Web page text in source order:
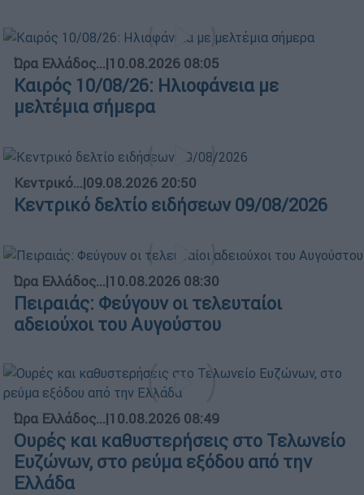
Ώρα Ελλάδος...|10.08.2026 08:05
Καιρός 10/08/26: Ηλιοφάνεια με
μελτέμια σήμερα
Κεντρικό...|09.08.2026 20:50
Κεντρικό δελτίο ειδήσεων 09/08/2026
Ώρα Ελλάδος...|10.08.2026 08:30
Πειραιάς: Φεύγουν οι τελευταίοι
αδειούχοι του Αυγούστου
Ώρα Ελλάδος...|10.08.2026 08:49
Ουρές και καθυστερήσεις στο Τελωνείο
Ευζώνων, στο ρεύμα εξόδου από την
Ελλάδα